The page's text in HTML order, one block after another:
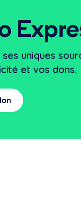
uniques
et vos dons.